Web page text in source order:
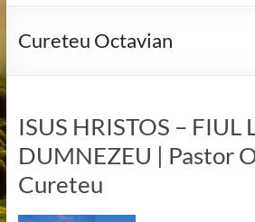
Cureteu Octavian
ISUS HRISTOS – FIUL
DUMNEZEU | Pastor
Cureteu